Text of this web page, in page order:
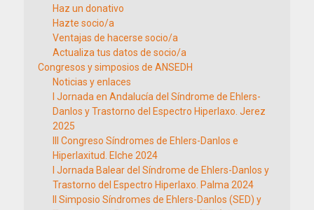
Haz un donativo
Hazte socio/a
Ventajas de hacerse socio/a
Actualiza tus datos de socio/a
Congresos y simposios de ANSEDH
Noticias y enlaces
I Jornada en Andalucía del Síndrome de Ehlers-
Danlos y Trastorno del Espectro Hiperlaxo. Jerez
2025
III Congreso Síndromes de Ehlers-Danlos e
Hiperlaxitud. Elche 2024
I Jornada Balear del Síndrome de Ehlers-Danlos y
Trastorno del Espectro Hiperlaxo. Palma 2024
II Simposio Síndromes de Ehlers-Danlos (SED) y